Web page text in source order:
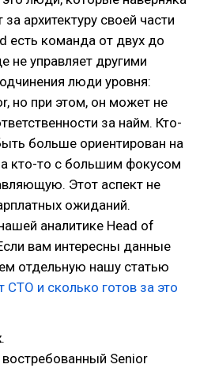
архитектуру своей части
есть команда от двух до
не управляет другими
люди уровня:
но при этом, он может не
за найм. Кто-
больше ориентирован на
кто-то с большим фокусом
Этот аспект не
ожиданий.
аналитике Head of
вам интересны данные
отдельную нашу статью
CTO и сколько готов за это
.
Senior